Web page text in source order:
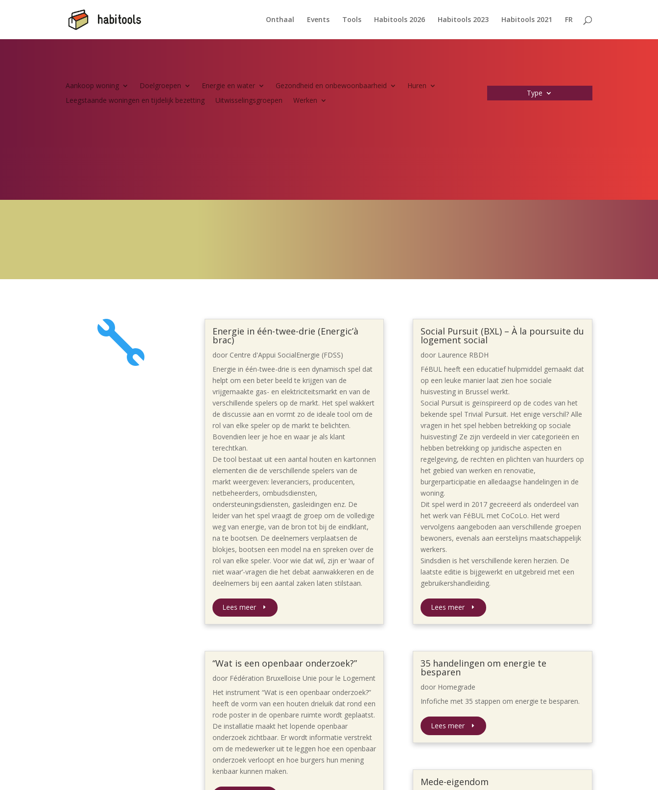
Onthaal Events Tools Habitools 2026 Habitools 2023 Habitools 2021 FR
Aankoop woning Doelgroepen Energie en water Gezondheid en onbewoonbaarheid
Huren
Leegstaande woningen en tijdelijk bezetting
Uitwisselingsgroepen Werken
Type
 Energie in één-twee-drie (Energic’à
brac)
door Centre d'Appui SocialEnergie (FDSS)
Energie in één-twee-drie is een dynamisch spel dat
helpt om een beter beeld te krijgen van de
vrijgemaakte gas- en elektriciteitsmarkt en van de
verschillende spelers op de markt. Het spel wakkert
de discussie aan en vormt zo de ideale tool om de
rol van elke speler op de markt te belichten.
Bovendien leer je hoe en waar je als klant
terechtkan.
De tool bestaat uit een aantal houten en kartonnen
elementen die de verschillende spelers van de
markt weergeven: leveranciers, producenten,
netbeheerders, ombudsdiensten,
ondersteuningsdiensten, gasleidingen enz. De
leider van het spel vraagt de groep om de volledige
weg van energie, van de bron tot bij de eindklant,
na te bootsen. De deelnemers verplaatsen de
blokjes, bootsen een model na en spreken over de
rol van elke speler. Voor wie dat wil, zijn er ‘waar of
niet waar’-vragen die het debat aanwakkeren en de
deelnemers bij een aantal zaken laten stilstaan.
Lees meer
“Wat is een openbaar onderzoek?”
door Fédération Bruxelloise Unie pour le Logement
Het instrument “Wat is een openbaar onderzoek?”
heeft de vorm van een houten drieluik dat rond een
rode poster in de openbare ruimte wordt geplaatst.
De installatie maakt het lopende openbaar
onderzoek zichtbaar. Er wordt informatie verstrekt
om de medewerker uit te leggen hoe een openbaar
onderzoek verloopt en hoe burgers hun mening
kenbaar kunnen maken.
Social Pursuit (BXL) – À la poursuite du
logement social
door Laurence RBDH
FéBUL heeft een educatief hulpmiddel gemaakt dat
op een leuke manier laat zien hoe sociale
huisvesting in Brussel werkt.
Social Pursuit is geïnspireerd op de codes van het
bekende spel Trivial Pursuit. Het enige verschil? Alle
vragen in het spel hebben betrekking op sociale
huisvesting! Ze zijn verdeeld in vier categorieën en
hebben betrekking op juridische aspecten en
regelgeving, de rechten en plichten van huurders op
het gebied van werken en renovatie,
burgerparticipatie en alledaagse handelingen in de
woning.
Dit spel werd in 2017 gecreëerd als onderdeel van
het werk van FéBUL met CoCoLo. Het werd
vervolgens aangeboden aan verschillende groepen
bewoners, evenals aan eerstelijns maatschappelijk
werkers.
Sindsdien is het verschillende keren herzien. De
laatste editie is bijgewerkt en uitgebreid met een
gebruikershandleiding.
Lees meer
35 handelingen om energie te
besparen
door Homegrade
Infofiche met 35 stappen om energie te besparen.
Lees meer
Mede-eigendom